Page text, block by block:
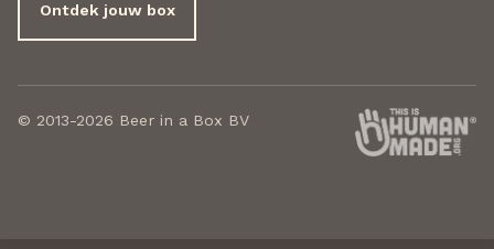
Ontdek jouw box
© 2013-2026 Beer in a Box BV